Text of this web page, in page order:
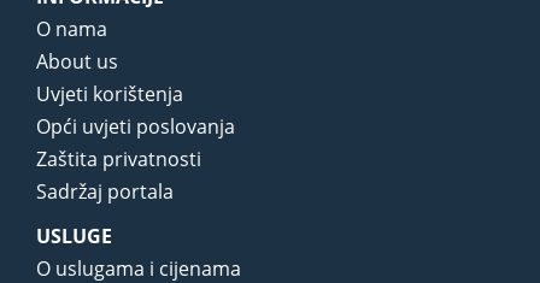
O nama
About us
Uvjeti korištenja
Opći uvjeti poslovanja
Zaštita privatnosti
Sadržaj portala
USLUGE
O uslugama i cijenama